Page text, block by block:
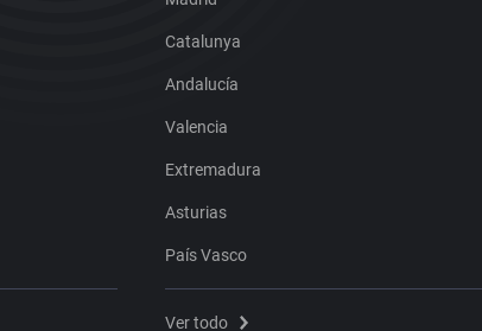
Catalunya
Andalucía
Valencia
Extremadura
Asturias
País Vasco
Ver todo